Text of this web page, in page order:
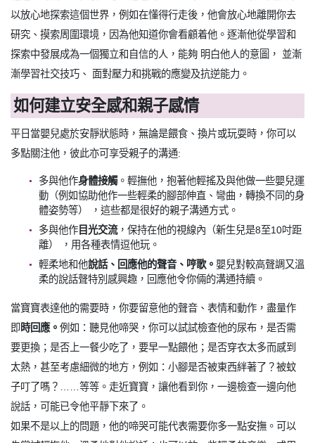
以放心地探索這個世界，例如在懂得行走後，他會放心地離開你去
研究、摸索周圍環境，因為他知道你會看顧着他。逐漸他從學習和
探索中發展成為一個獨立和自信的人，能夠 明白他人的意圖， 並漸
漸學習社交技巧、 面對壓力和挑戰的應變及抗逆能力。
如何建立安全感和親子感情
平日當嬰兒處於安靜狀態時，無論是餵食、換片或玩耍時，你可以
多點關注他，彼此亦可享受親子的溝通:
多與他作身體接觸 。輕撫他，抱著他輕搖及與他做一些嬰兒運
動（例如協助他作一些輕柔的腳部伸直、彎曲，轉換不同的身
體姿勢等） ，這些都是很好的親子溝通方式。
多與他作 目光交流，保持在他的視線內（新生兒是8至10吋距
離） ，用各種表情逗他玩。
輕柔地和他說話、回應他的聲音、哼歌。 嬰兒對較高聲調又溫
柔的說話聲特別感興趣，回應他令你倆的溝通持續。
當寶寶表達他的需要時，你要留意他的聲音、表情和動作，盡量作
即時回應。 例如：聽見他啼哭，你可以試試檢查他的尿布，是否需
要更換；是否上一餐少吃了，要早一點餵他；是否穿衣太多而感到
太熱，甚至考慮細微的地方，例如：小腳是否被東西絆著了？被蚊
子叮了嗎？……等等。走近寶寶，讓他看到你，一邊檢查一邊向他
說話，可能已令他平靜下來了。
如果不是以上的問題，他的啼哭可能代表需要你多一點安撫。可以